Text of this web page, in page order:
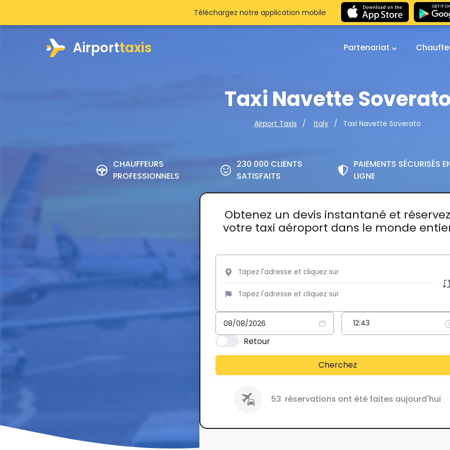
Airporttaxis Partenariat
Taxi Navette
Airport Taxis Italy Taxi Navette Soverato
CHAUFFEURS
PROFESSIONNELS
230 000 CLIENTS
SATISFAITS
PAIEMENTS SÉCURISÉS
LIGNE
Obtenez un devis instantané et réservez
votre taxi aéroport dans le monde
Retour
Cherchez
53 réservations ont été faites aujourd'hui
Téléchargez notre application mobile